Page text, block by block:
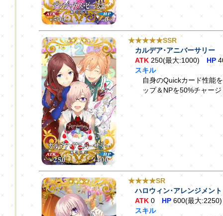
★★★★★SSR
カルデア･アニバーサリー
ATK 250(最大:1000) HP
スキル
自身のQuickカード性能
ップ＆NPを50%チャー
★★★★SR
ハロウィン･アレンジメント
ATK 0 HP 600(最大:2250)
スキル